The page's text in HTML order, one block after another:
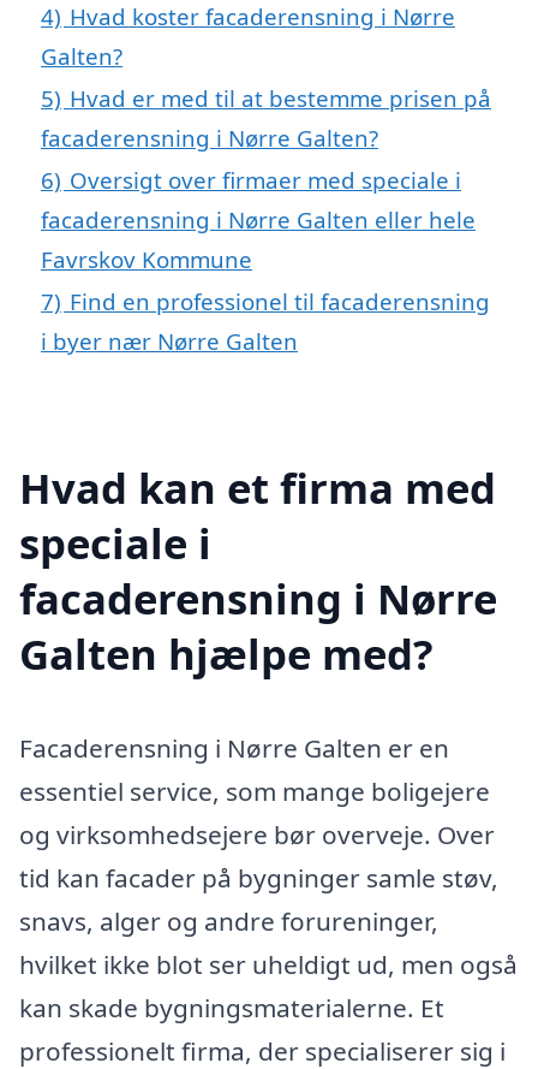
4) Hvad koster facaderensning i Nørre
Galten?
5) Hvad er med til at bestemme prisen på
facaderensning i Nørre Galten?
6) Oversigt over firmaer med speciale i
facaderensning i Nørre Galten eller hele
Favrskov Kommune
7) Find en professionel til facaderensning
i byer nær Nørre Galten
Hvad kan et firma med
speciale i
facaderensning i Nørre
Galten hjælpe med?
Facaderensning i Nørre Galten er en
essentiel service, som mange boligejere
og virksomhedsejere bør overveje. Over
tid kan facader på bygninger samle støv,
snavs, alger og andre forureninger,
hvilket ikke blot ser uheldigt ud, men også
kan skade bygningsmaterialerne. Et
professionelt firma, der specialiserer sig i